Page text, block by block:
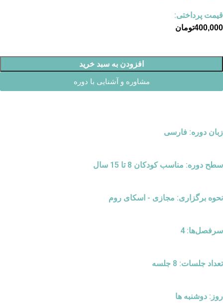
قیمت پرداختی:
400,000تومان
افزودن به سبد خرید
مشاوره و آشنایی با دوره
زبان دوره: فارسی
سطح دوره: مناسب کودکان 8 تا 15 سال
نحوه برگزاری: مجازی - اسکای روم
سرفصل‌ها: 4
تعداد جلسات: 8 جلسه
روز: دوشنبه ها